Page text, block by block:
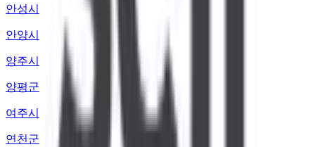
안성시
안양시
양주시
양평군
여주시
연천군